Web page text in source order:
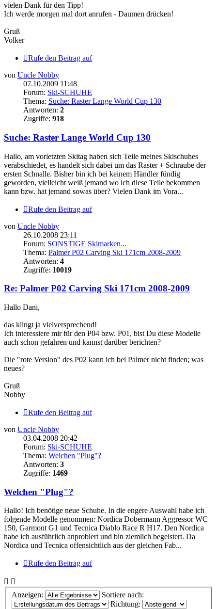
vielen Dank für den Tipp!
Ich werde morgen mal dort anrufen - Daumen drücken!
Gruß
Volker
Rufe den Beitrag auf
von Uncle Nobby
07.10.2009 11:48
Forum: Ski-SCHUHE
Thema: Suche: Raster Lange World Cup 130
Antworten: 2
Zugriffe: 918
Suche: Raster Lange World Cup 130
Hallo, am vorletzten Skitag haben sich Teile meines Skischuhes
verabschiedet, es handelt sich dabei um das Raster + Schraube der
ersten Schnalle. Bisher bin ich bei keinem Händler fündig
geworden, vielleicht weiß jemand wo ich diese Teile bekommen
kann bzw. hat jemand sowas über? Vielen Dank im Vora...
Rufe den Beitrag auf
von Uncle Nobby
26.10.2008 23:11
Forum: SONSTIGE Skimarken...
Thema: Palmer P02 Carving Ski 171cm 2008-2009
Antworten: 4
Zugriffe: 10019
Re: Palmer P02 Carving Ski 171cm 2008-2009
Hallo Dani,
das klingt ja vielversprechend!
Ich interessiere mir für den P04 bzw. P01, bist Du diese Modelle
auch schon gefahren und kannst darüber berichten?
Die "rote Version" des P02 kann ich bei Palmer nicht finden; was
neues?
Gruß
Nobby
Rufe den Beitrag auf
von Uncle Nobby
03.04.2008 20:42
Forum: Ski-SCHUHE
Thema: Welchen "Plug"?
Antworten: 3
Zugriffe: 1469
Welchen "Plug"?
Hallo! Ich benötige neue Schuhe. In die engere Auswahl habe ich
folgende Modelle genommen: Nordica Dobermann Aggressor WC
150, Garmont G1 und Tecnica Diablo Race R H17. Den Nordica
habe ich ausführlich anprobiert und bin ziemlich begeistert. Da
Nordica und Tecnica offensichtlich aus der gleichen Fab...
Rufe den Beitrag auf
Anzeigen:
Sortiere nach:
Richtung: